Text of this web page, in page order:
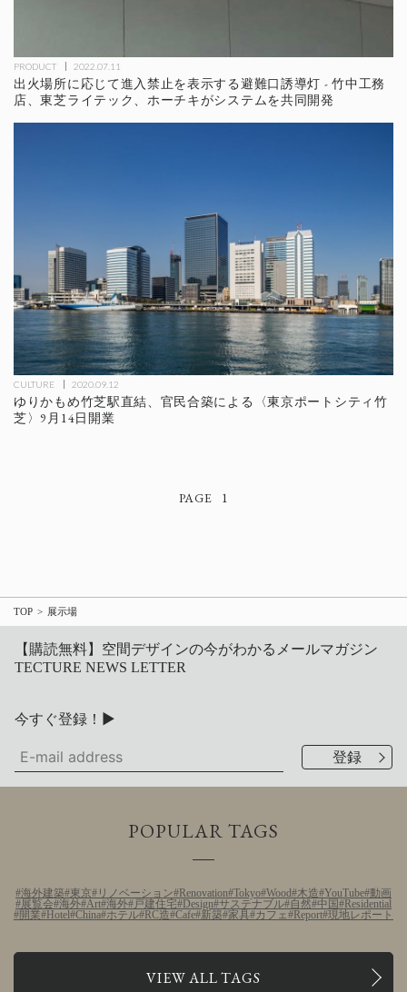
PRODUCT 2022.07.11
出火場所に応じて進入禁止を表示する避難口誘導灯 - 竹中工務
店、東芝ライテック、ホーチキがシステムを共同開発
CULTURE 2020.09.12
ゆりかもめ竹芝駅直結、官民合築による〈東京ポートシティ竹
芝〉9月14日開業
1
TOP 展示場
【購読無料】空間デザインの今がわかるメールマガジン
TECTURE NEWS LETTER
今すぐ登録！▶
POPULAR TAGS
海外建築 東京 リノベーション Renovation Tokyo Wood 木造 YouTube 動画
展覧会 海外 Art 海外 戸建住宅 Design サステナブル 自然 中国
Residential
開業
Hotel China ホテル RC造 Cafe 新築 家具 カフェ Report 現地レポート
VIEW ALL TAGS